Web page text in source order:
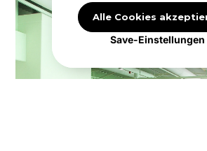
Alle Cookies
Save-Einstellungen